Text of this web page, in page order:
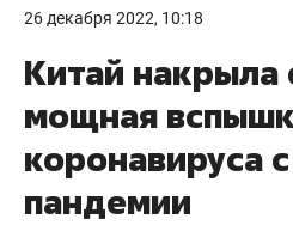
26 декабря 2022, 10:18
Китай накрыла
мощная
коронавируса
пандемии